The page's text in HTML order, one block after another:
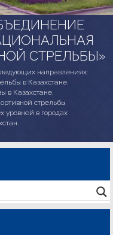
СТРЕЛЬБЫ»
направлениях:
в Казахстане.
в Казахстане.
стрельбы
уровней в городах